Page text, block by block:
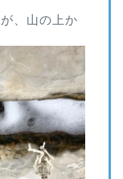
が、山の上か